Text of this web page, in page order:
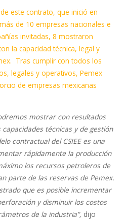
este contrato, que inició en
de 10 empresas nacionales e
invitadas, 8 mostraron
la capacidad técnica, legal y
Tras cumplir con todos los
legales y operativos, Pemex
de empresas mexicanas
mostrar con resultados
técnicas y de gestión
contractual del CSIEE es una
rápidamente la producción
los recursos petroleros de
parte de las reservas de Pemex.
que es posible incrementar
y disminuir los costos
de la industria”, dijo